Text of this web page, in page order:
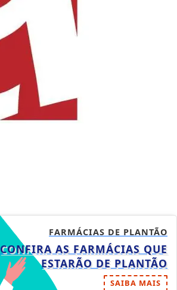
FARMÁCIAS DE PLANTÃO
CONFIRA AS FARMÁCIAS QUE
ESTARÃO DE PLANTÃO
SAIBA MAIS